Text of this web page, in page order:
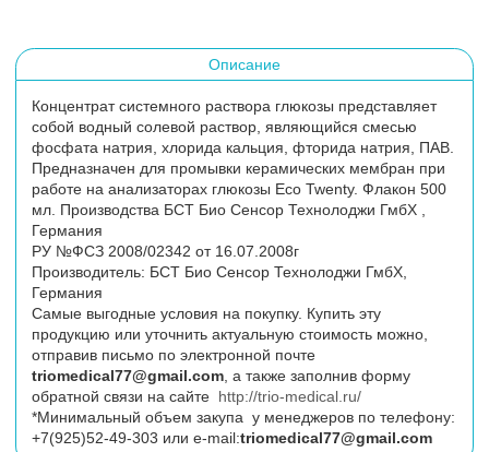
Описание
Концентрат системного раствора глюкозы представляет
собой водный солевой раствор, являющийся смесью
фосфата натрия, хлорида кальция, фторида натрия, ПАВ.
Предназначен для промывки керамических мембран при
работе на анализаторах глюкозы Eco Twenty. Флакон 500
мл. Производства БСТ Био Сенсор Технолоджи ГмбХ ,
Германия
РУ №ФСЗ 2008/02342 от 16.07.2008г
Производитель: БСТ Био Сенсор Технолоджи ГмбХ,
Германия
Самые выгодные условия на покупку. Купить эту
продукцию или уточнить актуальную стоимость можно,
отправив письмо по электронной почте
triomedical77@gmail.com , а также заполнив форму
обратной связи на сайте http://trio-medical.ru/
*Минимальный объем закупа у менеджеров по телефону:
+7(925)52-49-303 или e-mail:triomedical77@gmail.com